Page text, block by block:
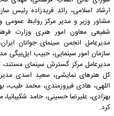
ارشاد اسلامی، رائد فریدزاده رئیس
مشاور وزیر و مدیر مرکز روابط
شفیعی معاون امور هنری وزارت
مدیرعامل انجمن سینمای جوانان
سازمان امور سینمایی، حبیب ایل‌بیگی
مدیرعامل مرکز گسترش سینمای مستند،
کل هنرهای نمایشی، سعید اسدی
اللهی، هادی فیروزمندی، محمد
بهزادی، علیرضا حسینی، حامد
کرد.